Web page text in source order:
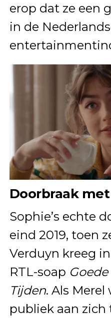
erop dat ze een
in de
Doorbraak met
Sophie’s echte
eind 2019, toen
Verduyn kreeg
RTL-soap
Tijden. Als Merel
publiek aan